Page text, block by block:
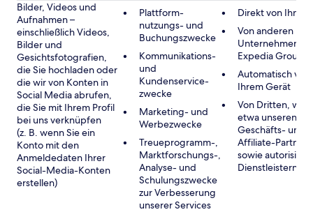
Bilder, Videos und
Aufnahmen –
einschließlich Videos,
Bilder und
Gesichtsfotografien,
die Sie hochladen oder
die wir von Konten in
Social Media abrufen,
die Sie mit Ihrem Profil
bei uns verknüpfen
(z. B. wenn Sie ein
Konto mit den
Anmeldedaten Ihrer
Social-Media-Konten
erstellen)
Plattform-
nutzungs- und
Buchungszwecke
Kommunikations-
und
Kundenservice-
zwecke
Marketing- und
Werbezwecke
Treueprogramm-,
Marktforschungs-,
Analyse- und
Schulungszwecke
zur Verbesserung
unserer Services
Direkt von Ihnen
Von anderen
Unternehmen
Expedia Group
Automatisch von
Ihrem Gerät
Von Dritten, wie
etwa unseren
Geschäfts- und
Affiliate-Partnern
sowie
Dienstleistern